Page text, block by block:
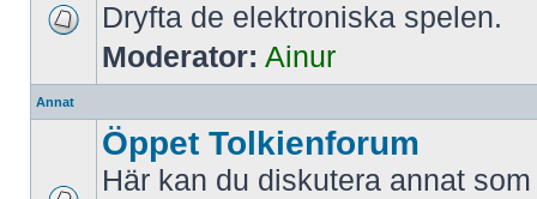
Dryfta de elektroniska spelen.
Moderator: Ainur
Annat
Öppet Tolkienforum
Här kan du diskutera annat